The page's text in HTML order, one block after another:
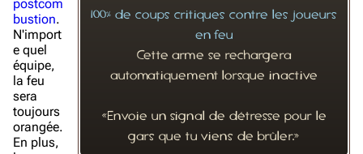
100% de coups critiques contre les joueurs
en feu
Cette arme se rechargera
automatiquement lorsque inactive
«Envoie un signal de détresse pour le
gars que tu viens de brûler.»
postcom
bustion.
N'import
e quel
équipe,
la feu
sera
toujours
orangée.
En plus,